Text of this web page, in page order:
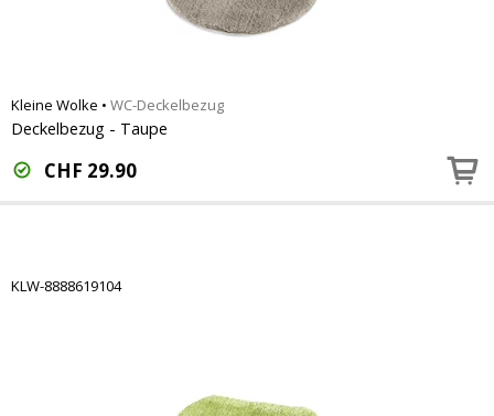
Kleine Wolke • WC-Deckelbezug
Deckelbezug - Taupe
CHF 29.90
KLW-8888619104